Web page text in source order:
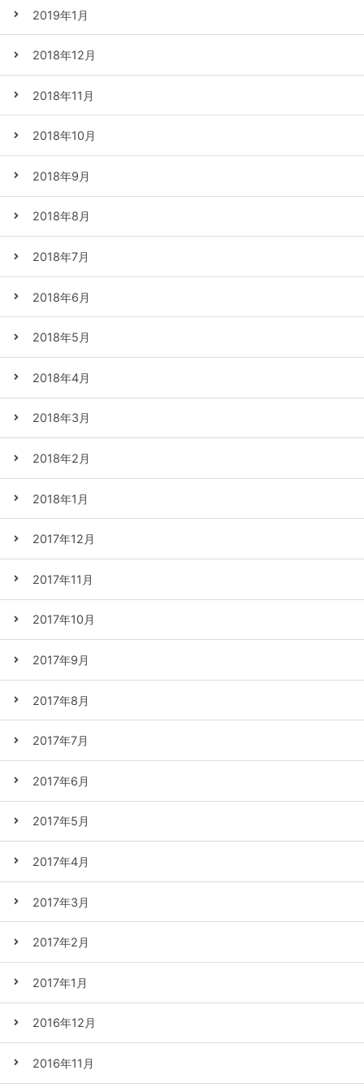
2019年1月
2018年12月
2018年11月
2018年10月
2018年9月
2018年8月
2018年7月
2018年6月
2018年5月
2018年4月
2018年3月
2018年2月
2018年1月
2017年12月
2017年11月
2017年10月
2017年9月
2017年8月
2017年7月
2017年6月
2017年5月
2017年4月
2017年3月
2017年2月
2017年1月
2016年12月
2016年11月